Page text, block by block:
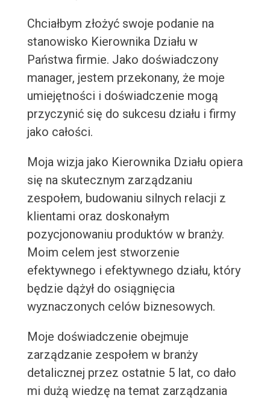
Chciałbym złożyć swoje podanie na
stanowisko Kierownika Działu w
Państwa firmie. Jako doświadczony
manager, jestem przekonany, że moje
umiejętności i doświadczenie mogą
przyczynić się do sukcesu działu i firmy
jako całości.
Moja wizja jako Kierownika Działu opiera
się na skutecznym zarządzaniu
zespołem, budowaniu silnych relacji z
klientami oraz doskonałym
pozycjonowaniu produktów w branży.
Moim celem jest stworzenie
efektywnego i efektywnego działu, który
będzie dążył do osiągnięcia
wyznaczonych celów biznesowych.
Moje doświadczenie obejmuje
zarządzanie zespołem w branży
detalicznej przez ostatnie 5 lat, co dało
mi dużą wiedzę na temat zarządzania